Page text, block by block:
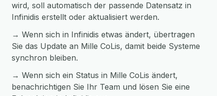
wird, soll automatisch der passende Datensatz in
Infinidis erstellt oder aktualisiert werden.
→ Wenn sich in Infinidis etwas ändert, übertragen
Sie das Update an Mille CoLis, damit beide Systeme
synchron bleiben.
→ Wenn sich ein Status in Mille CoLis ändert,
benachrichtigen Sie Ihr Team und lösen Sie eine